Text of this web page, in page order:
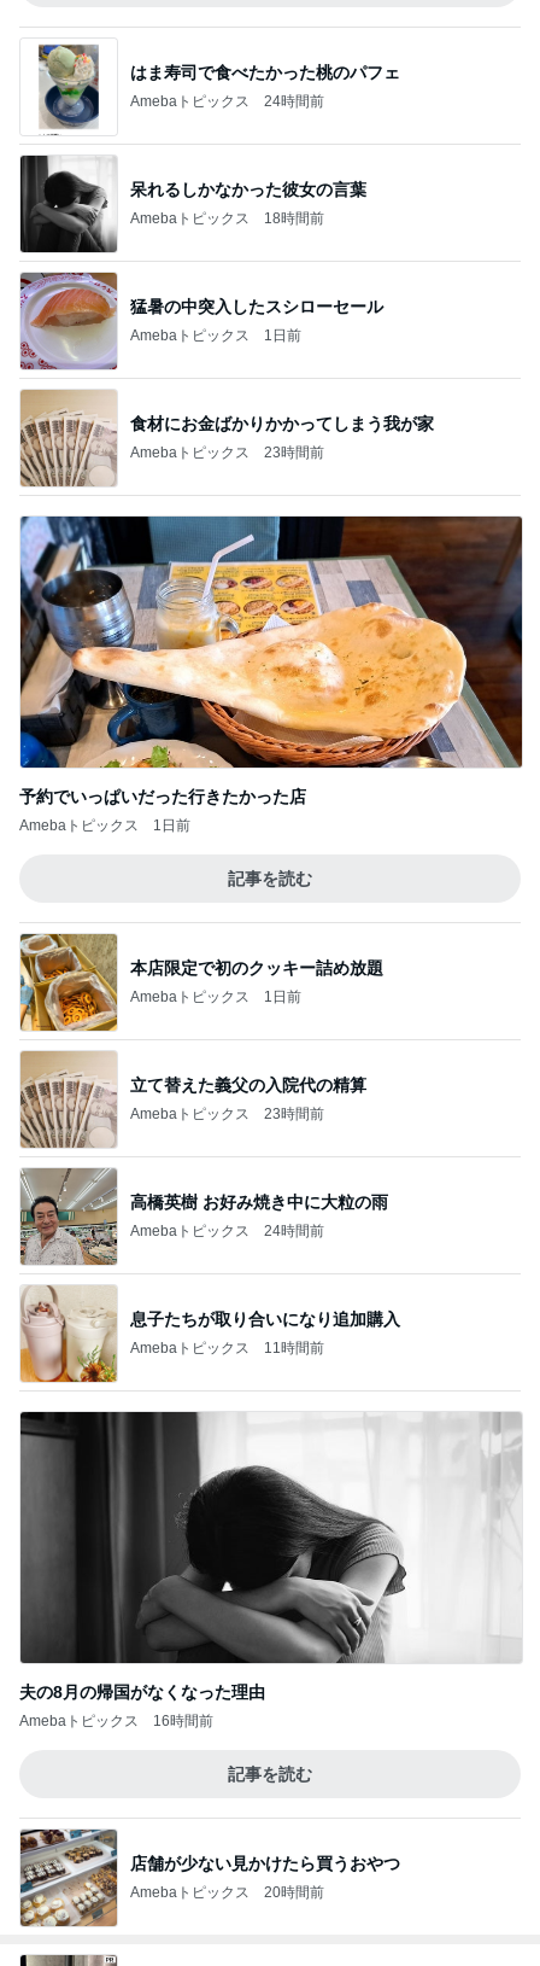
はま寿司で食べたかった桃のパフェ
Amebaトピックス 24時間前
呆れるしかなかった彼女の言葉
Amebaトピックス 18時間前
猛暑の中突入したスシローセール
Amebaトピックス 1日前
食材にお金ばかりかかってしまう我が家
Amebaトピックス 23時間前
予約でいっぱいだった行きたかった店
Amebaトピックス 1日前
記事を読む
本店限定で初のクッキー詰め放題
Amebaトピックス 1日前
立て替えた義父の入院代の精算
Amebaトピックス 23時間前
高橋英樹 お好み焼き中に大粒の雨
Amebaトピックス 24時間前
息子たちが取り合いになり追加購入
Amebaトピックス 11時間前
夫の8月の帰国がなくなった理由
Amebaトピックス 16時間前
記事を読む
店舗が少ない見かけたら買うおやつ
Amebaトピックス 20時間前